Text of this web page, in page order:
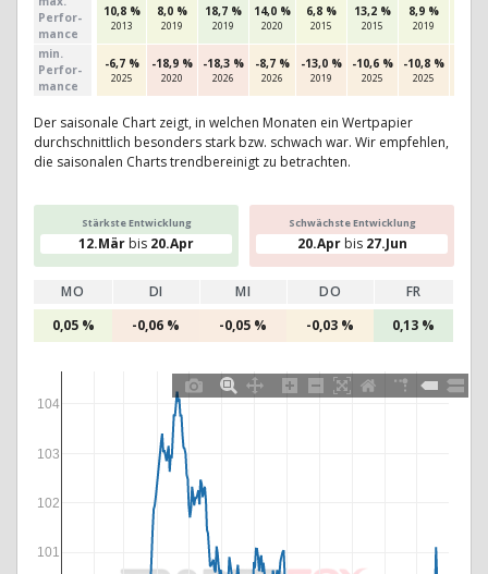
Per­for­
mance
10,8 %
2013
8,0 %
2019
18,7 %
2019
14,0 %
2020
6,8 %
2015
13,2 %
2015
8,9 %
2019
min.
Per­for­
mance
-6,7 %
2025
-18,9 %
2020
-18,3 %
2026
-8,7 %
2026
-13,0 %
2019
-10,6 %
2025
-10,8 %
2025
Der saisonale Chart zeigt, in welchen Monaten ein Wertpapier
durchschnittlich besonders stark bzw. schwach war. Wir empfehlen,
die saisonalen Charts trendbereinigt zu betrachten.
101
102
103
104
Stärkste Entwicklung
12.Mär bis 20.Apr
Schwächste Entwicklung
20.Aprbis 27.Jun
MO DI MI DO
FR
0,05 %
-0,06 % -0,05 % -0,03 % 0,13 %